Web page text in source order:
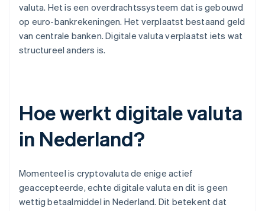
valuta. Het is een overdrachtssysteem dat is gebouwd
op euro-bankrekeningen. Het verplaatst bestaand geld
van centrale banken. Digitale valuta verplaatst iets wat
structureel anders is.
Hoe werkt digitale valuta
in Nederland?
Momenteel is cryptovaluta de enige actief
geaccepteerde, echte digitale valuta en dit is geen
wettig betaalmiddel in Nederland. Dit betekent dat